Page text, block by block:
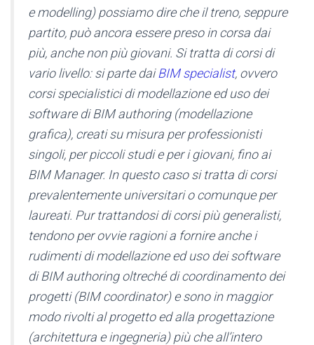
e modelling) possiamo dire che il treno, seppure
partito, può ancora essere preso in corsa dai
più, anche non più giovani. Si tratta di corsi di
vario livello: si parte daiBIM specialist, ovvero
corsi specialistici di modellazione ed uso dei
software di BIM authoring (modellazione
grafica), creati su misura per professionisti
singoli, per piccoli studi e per i giovani, fino ai
BIM Manager. In questo caso si tratta di corsi
prevalentemente universitari o comunque per
laureati. Pur trattandosi di corsi più generalisti,
tendono per ovvie ragioni a fornire anche i
rudimenti di modellazione ed uso dei software
di BIM authoring oltreché di coordinamento dei
progetti (BIM coordinator) e sono in maggior
modo rivolti al progetto ed alla progettazione
(architettura e ingegneria) più che all’intero